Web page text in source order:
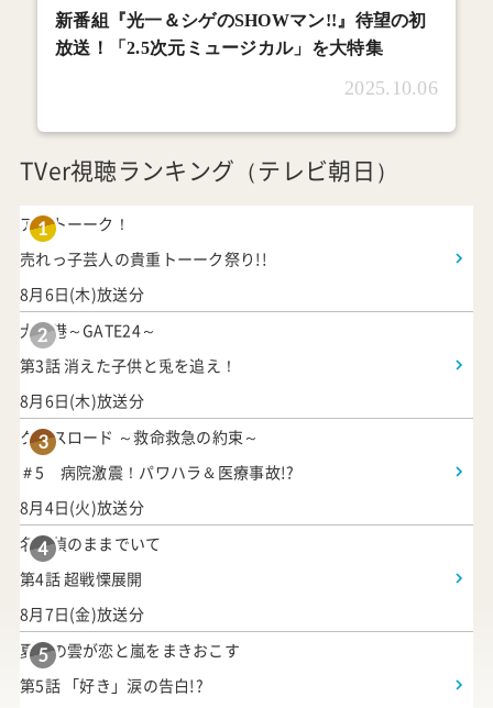
新番組『光一＆シゲのSHOWマン!!』待望の初
放送！「2.5次元ミュージカル」を大特集
2025.10.06
TVer視聴ランキング（テレビ朝日）
1
アメトーーク！
売れっ子芸人の貴重トーーク祭り!!
8月6日(木)放送分
2
大空港～GATE24～
第3話 消えた子供と兎を追え！
8月6日(木)放送分
3
クロスロード ～救命救急の約束～
＃5 病院激震！パワハラ＆医療事故!?
8月4日(火)放送分
4
名探偵のままでいて
第4話 超戦慄展開
8月7日(金)放送分
5
夏色の雲が恋と嵐をまきおこす
第5話 「好き」涙の告白!?